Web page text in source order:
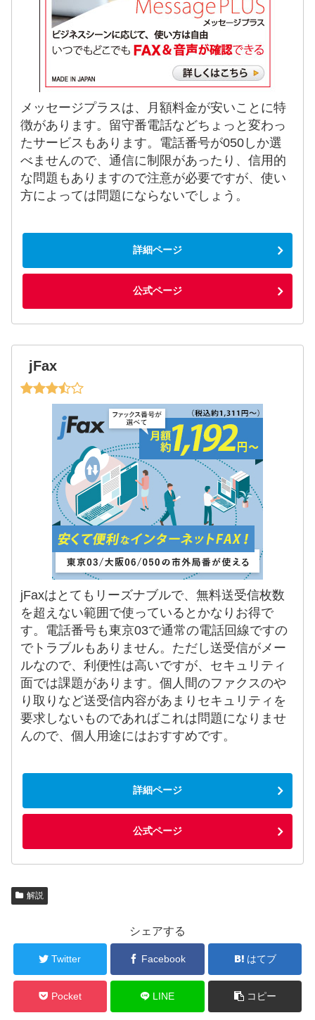
メッセージプラスは、月額料金が安いことに特
徴があります。留守番電話などちょっと変わっ
たサービスもあります。電話番号が050しか選
べませんので、通信に制限があったり、信用的
な問題もありますので注意が必要ですが、使い
方によっては問題にならないでしょう。
詳細ページ
公式ページ
jFax
jFaxはとてもリーズナブルで、無料送受信枚数
を超えない範囲で使っているとかなりお得で
す。電話番号も東京03で通常の電話回線ですの
でトラブルもありません。ただし送受信がメー
ルなので、利便性は高いですが、セキュリティ
面では課題があります。個人間のファクスのや
り取りなど送受信内容があまりセキュリティを
要求しないものであればこれは問題になりませ
んので、個人用途にはおすすめです。
詳細ページ
公式ページ
解説
シェアする
Twitter Facebook はてブ
Pocket LINE コピー